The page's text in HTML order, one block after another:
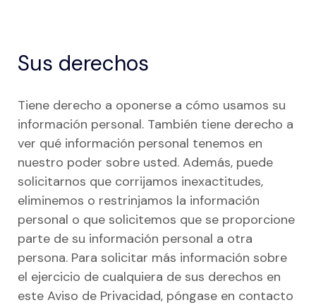
Sus derechos
Tiene derecho a oponerse a cómo usamos su
información personal. También tiene derecho a
ver qué información personal tenemos en
nuestro poder sobre usted. Además, puede
solicitarnos que corrijamos inexactitudes,
eliminemos o restrinjamos la información
personal o que solicitemos que se proporcione
parte de su información personal a otra
persona. Para solicitar más información sobre
el ejercicio de cualquiera de sus derechos en
este Aviso de Privacidad, póngase en contacto